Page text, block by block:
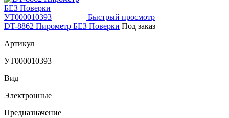
Быстрый просмотр
DT-8862 Пирометр БЕЗ Поверки Под заказ
Артикул
УТ000010393
Вид
Электронные
Предназначение